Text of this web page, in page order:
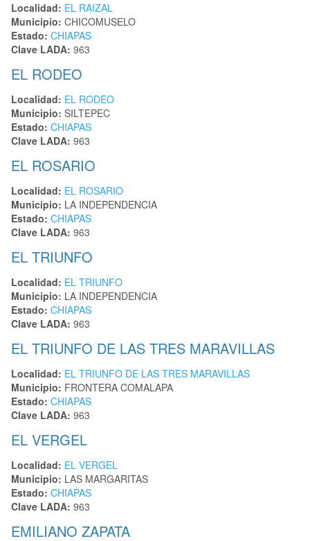
Localidad: EL RAIZAL
Municipio: CHICOMUSELO
Estado: CHIAPAS
Clave LADA: 963
EL RODEO
Localidad: EL RODEO
Municipio: SILTEPEC
Estado: CHIAPAS
Clave LADA: 963
EL ROSARIO
Localidad: EL ROSARIO
Municipio: LA INDEPENDENCIA
Estado: CHIAPAS
Clave LADA: 963
EL TRIUNFO
Localidad: EL TRIUNFO
Municipio: LA INDEPENDENCIA
Estado: CHIAPAS
Clave LADA: 963
EL TRIUNFO DE LAS TRES MARAVILLAS
Localidad: EL TRIUNFO DE LAS TRES MARAVILLAS
Municipio: FRONTERA COMALAPA
Estado: CHIAPAS
Clave LADA: 963
EL VERGEL
Localidad: EL VERGEL
Municipio: LAS MARGARITAS
Estado: CHIAPAS
Clave LADA: 963
EMILIANO ZAPATA